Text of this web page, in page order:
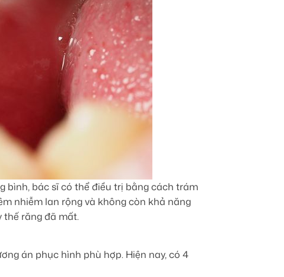
bình, bác sĩ có thể điều trị bằng cách trám
nhiễm lan rộng và không còn khả năng
thế răng đã mất.
án phục hình phù hợp. Hiện nay, có 4